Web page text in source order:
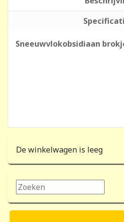
Sneeuwvlokobsidiaan
De winkelwagen is leeg
Zoeken...